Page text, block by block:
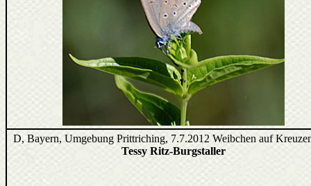
D, Bayern, Umgebung Prittriching, 7.7.2012 Weibchen auf
Tessy Ritz-Burgstaller